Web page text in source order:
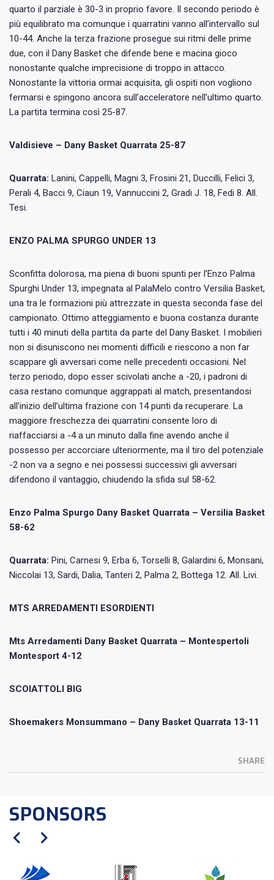
quarto il parziale è 30-3 in proprio favore. Il secondo periodo è
più equilibrato ma comunque i quarratini vanno all’intervallo sul
10-44. Anche la terza frazione prosegue sui ritmi delle prime
due, con il Dany Basket che difende bene e macina gioco
nonostante qualche imprecisione di troppo in attacco.
Nonostante la vittoria ormai acquisita, gli ospiti non vogliono
fermarsi e spingono ancora sull’acceleratore nell’ultimo quarto.
La partita termina così 25-87.
Valdisieve – Dany Basket Quarrata 25-87
Quarrata: Lanini, Cappelli, Magni 3, Frosini 21, Duccilli, Felici 3,
Perali 4, Bacci 9, Ciaun 19, Vannuccini 2, Gradi J. 18, Fedi 8. All.
Tesi.
ENZO PALMA SPURGO UNDER 13
Sconfitta dolorosa, ma piena di buoni spunti per l’Enzo Palma
Spurghi Under 13, impegnata al PalaMelo contro Versilia Basket,
una tra le formazioni più attrezzate in questa seconda fase del
campionato. Ottimo atteggiamento e buona costanza durante
tutti i 40 minuti della partita da parte del Dany Basket. I mobilieri
non si disuniscono nei momenti difficili e riescono a non far
scappare gli avversari come nelle precedenti occasioni. Nel
terzo periodo, dopo esser scivolati anche a -20, i padroni di
casa restano comunque aggrappati al match, presentandosi
all’inizio dell’ultima frazione con 14 punti da recuperare. La
maggiore freschezza dei quarratini consente loro di
riaffacciarsi a -4 a un minuto dalla fine avendo anche il
possesso per accorciare ulteriormente, ma il tiro del potenziale
-2 non va a segno e nei possessi successivi gli avversari
difendono il vantaggio, chiudendo la sfida sul 58-62.
Enzo Palma Spurgo Dany Basket Quarrata – Versilia Basket
58-62
Quarrata: Pini, Carnesi 9, Erba 6, Torselli 8, Galardini 6, Monsani,
Niccolai 13, Sardi, Dalia, Tanteri 2, Palma 2, Bottega 12. All. Livi.
MTS ARREDAMENTI ESORDIENTI
Mts Arredamenti Dany Basket Quarrata – Montespertoli
Montesport 4-12
SCOIATTOLI BIG
Shoemakers Monsummano – Dany Basket Quarrata 13-11
SHARE
SPONSORS